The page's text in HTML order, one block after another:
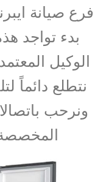
فرع صيانة
بدء تواجد
الوكيل
نتطلع دائماً
ونرحب